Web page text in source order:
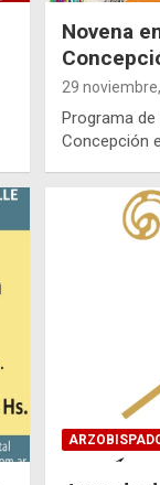
Novena
29
Programa
Concepción